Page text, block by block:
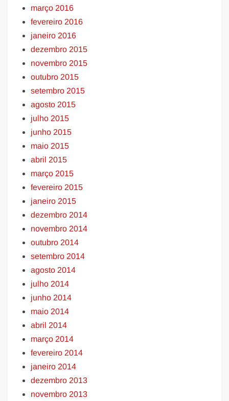
março 2016
fevereiro 2016
janeiro 2016
dezembro 2015
novembro 2015
outubro 2015
setembro 2015
agosto 2015
julho 2015
junho 2015
maio 2015
abril 2015
março 2015
fevereiro 2015
janeiro 2015
dezembro 2014
novembro 2014
outubro 2014
setembro 2014
agosto 2014
julho 2014
junho 2014
maio 2014
abril 2014
março 2014
fevereiro 2014
janeiro 2014
dezembro 2013
novembro 2013